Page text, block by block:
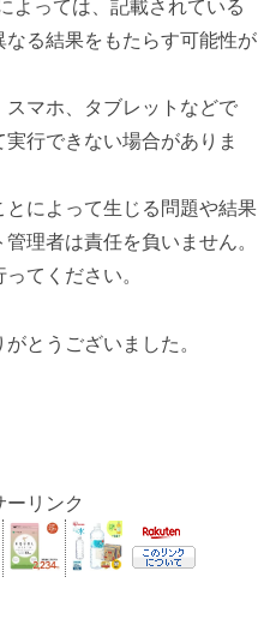
よっては、記載されている
る結果をもたらす可能性が
マホ、タブレットなどで
行できない場合がありま
によって生じる問題や結果
理者は責任を負いません。
てください。
とうございました。
ーリンク